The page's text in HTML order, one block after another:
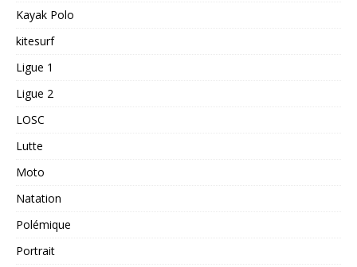
Kayak Polo
kitesurf
Ligue 1
Ligue 2
LOSC
Lutte
Moto
Natation
Polémique
Portrait